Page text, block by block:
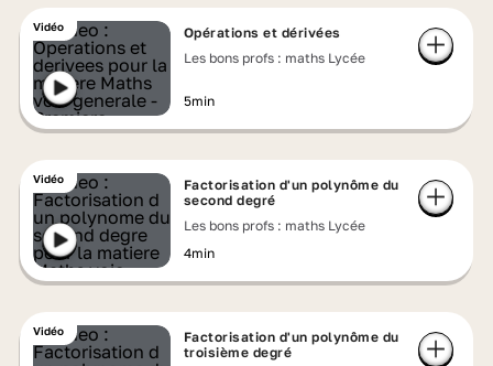
Vidéo
Opérations et dérivées
Les bons profs : maths Lycée
5min
Vidéo
Factorisation d'un polynôme du
second degré
Les bons profs : maths Lycée
4min
Vidéo
Factorisation d'un polynôme du
troisième degré